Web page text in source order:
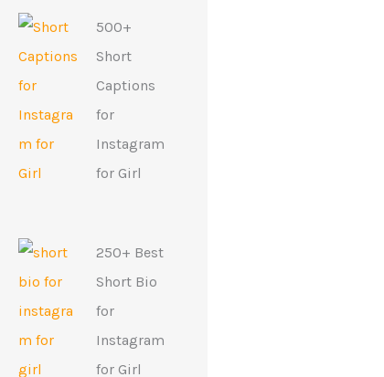
500+
Short
Captions
for
Instagram
for Girl
250+ Best
Short Bio
for
Instagram
for Girl